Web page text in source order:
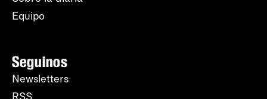
Equipo
Seguinos
Newsletters